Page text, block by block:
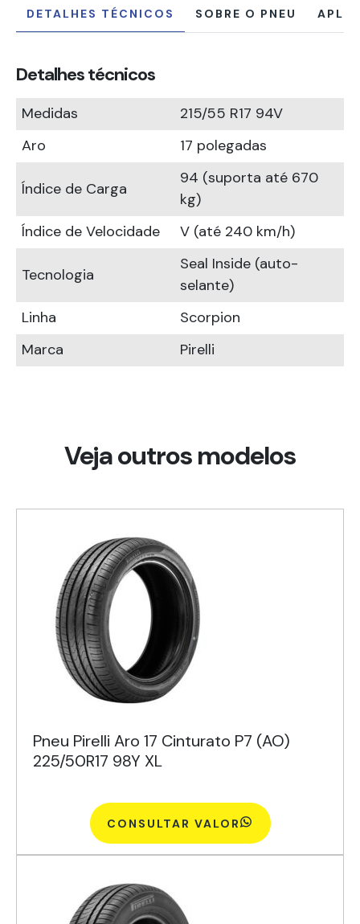
DETALHES TÉCNICOS SOBRE O PNEU
Detalhes técnicos
Medidas
215/55 R17 94V
Aro
17 polegadas
Índice de Carga
94 (suporta até 670
kg)
Índice de Velocidade
V (até 240 km/h)
Tecnologia
Seal Inside (auto-
selante)
Linha
Scorpion
Marca
Pirelli
Veja outros modelos
Pneu Pirelli Aro 17 Cinturato P7 (AO)
225/50R17 98Y XL
CONSULTAR VALOR